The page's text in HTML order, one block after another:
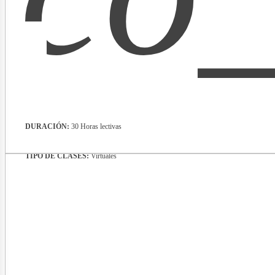
TIPO DE CLASES:Virtuales
DURACIÓN: 30 Horas lectivas